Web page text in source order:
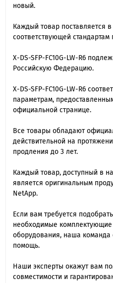
новый.
Каждый товар поставляется
соответствующей стандартам
X-DS-SFP-FC10G-LW-R6
Российскую Федерацию.
X-DS-SFP-FC10G-LW-R6
параметрам,
официальной странице.
Все товары обладают
действительной на
продления до 3 лет.
Каждый товар, доступный в
является оригинальным
NetApp.
Если вам требуется
необходимые комплектующие
оборудования, наша команда
помощь.
Наши эксперты окажут вам
совместимости и